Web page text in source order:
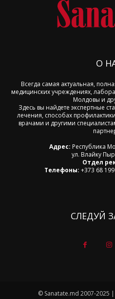
О
Всегда самая актуальная,
медицинских учреждениях,
Молдовы и
Здесь вы найдете экспертные
лечения, способах
врачами и другими
Адрес: Республика
ул. Влайку
Отдел
Телефоны: +373 68
СЛЕДУЙ
© Sanatate.md 2007-